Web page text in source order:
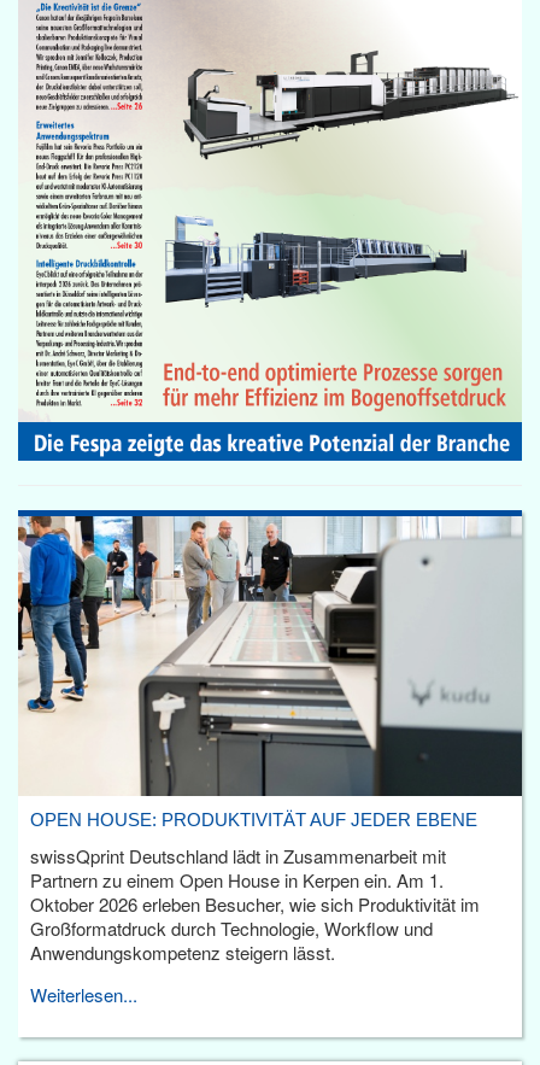
OPEN HOUSE: PRODUKTIVITÄT AUF JEDER EBENE
swissQprint Deutschland lädt in Zusammenarbeit mit
Partnern zu einem Open House in Kerpen ein. Am 1.
Oktober 2026 erleben Besucher, wie sich Produktivität im
Großformatdruck durch Technologie, Workflow und
Anwendungskompetenz steigern lässt.
Weiterlesen...